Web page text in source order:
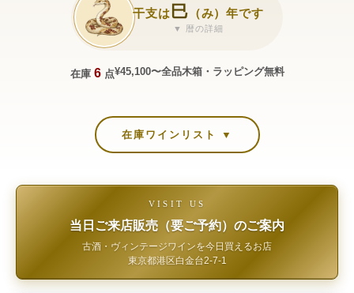
干支は 巳 （み）年です
▼ 暦の詳細
在庫 6点¥45,100〜全品木箱・ラッピング無料
在庫ワインリスト ▼
VISIT US
当日ご来店販売（要ご予約）のご案内
古酒・ヴィンテージワインを今日買えるお店
東京都港区白金台2-7-1